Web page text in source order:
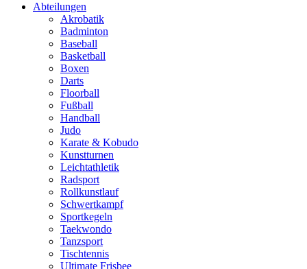
Abteilungen
Akrobatik
Badminton
Baseball
Basketball
Boxen
Darts
Floorball
Fußball
Handball
Judo
Karate & Kobudo
Kunstturnen
Leichtathletik
Radsport
Rollkunstlauf
Schwertkampf
Sportkegeln
Taekwondo
Tanzsport
Tischtennis
Ultimate Frisbee